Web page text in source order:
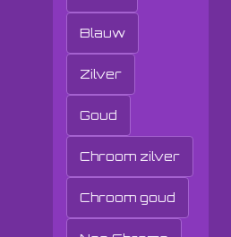
Blauw
Zilver
Goud
Chroom zilver
Chroom goud